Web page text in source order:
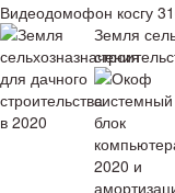
Видеодомофон косгу
Земля